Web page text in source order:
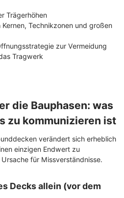
Trägerhöhen
Technikzonen und großen
zur Vermeidung
Tragwerk
die Bauphasen: was
zu kommunizieren ist
verändert sich erheblich
einzigen Endwert zu
für Missverständnisse.
Decks allein (vor dem